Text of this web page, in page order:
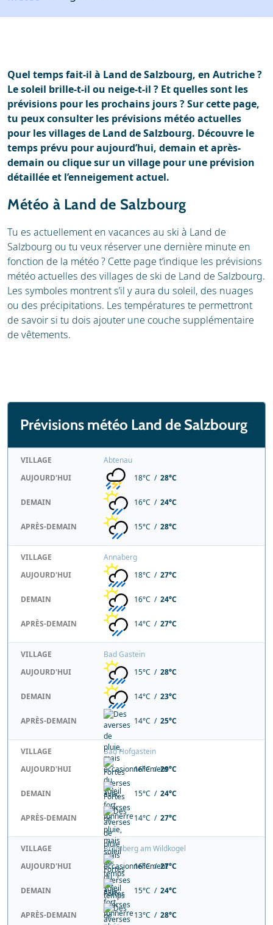
Avis
Quel temps fait-il à Land de Salzbourg, en Autriche ?
Le soleil brille-t-il ou neige-t-il ? Et quelles sont les
prévisions pour les prochains jours ? Sur cette page,
tu peux consulter les prévisions météo actuelles
pour les villages de Land de Salzbourg. Découvre le
temps prévu pour aujourd’hui, demain et après-
demain ou clique sur un village pour une prévision
détaillée et l’enneigement actuel.
Météo à Land de Salzbourg
Tu es actuellement en vacances au ski à Land de
Salzbourg ou tu veux réserver une dernière minute en
fonction de la météo ? Cette page t’indique les prévisions
météo actuelles des villages de ski de Land de Salzbourg.
Les symboles montrent s’il y aura du soleil, des nuages
ou des précipitations. Les températures te permettront
de savoir si tu dois ajouter une couche supplémentaire
de vêtements.
Prévisions météo Land de Salzbourg
VILLAGE
Abtenau
AUJOURD'HUI
18°C / 28°C
DEMAIN 16°C / 24°C
APRÈS-DEMAIN 15°C / 28°C
VILLAGE
Annaberg
AUJOURD'HUI
18°C / 27°C
DEMAIN 16°C / 24°C
APRÈS-DEMAIN 14°C / 27°C
VILLAGE
Bad Gastein
AUJOURD'HUI
15°C / 28°C
DEMAIN 14°C / 23°C
APRÈS-DEMAIN 14°C / 25°C
VILLAGE
Bad Hofgastein
AUJOURD'HUI
16°C /29°C
DEMAIN 15°C / 24°C
APRÈS-DEMAIN 14°C / 27°C
VILLAGE
Bramberg am Wildkogel
AUJOURD'HUI
16°C /27°C
DEMAIN 15°C / 24°C
APRÈS-DEMAIN 13°C / 28°C